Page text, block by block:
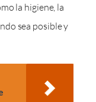
la higiene, la
sea posible y